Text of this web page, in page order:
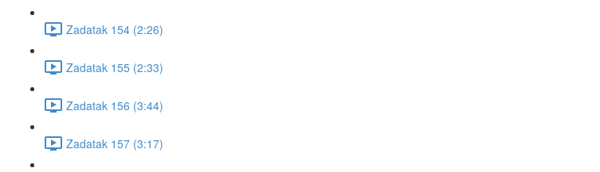
Zadatak 154 (2:26)
Zadatak 155 (2:33)
Zadatak 156 (3:44)
Zadatak 157 (3:17)